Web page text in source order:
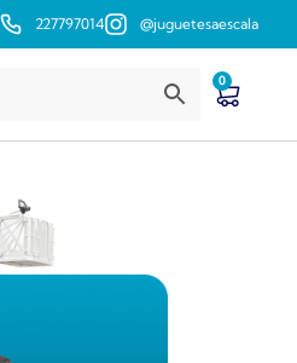
227797014 @juguetesaescala
0